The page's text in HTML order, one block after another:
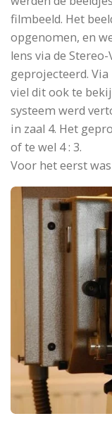
filmbeeld. Het
opgenomen, en
lens via de
geprojecteerd.
viel dit ook te
systeem werd
in zaal 4. Het
of te wel 4 : 3.
Voor het eerst